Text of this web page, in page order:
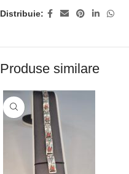
Distribuie:
Produse similare